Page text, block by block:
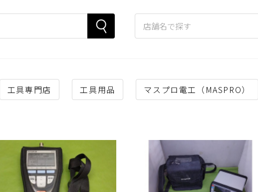
工具専門店 工具用品 マスプロ電工（MASPRO）